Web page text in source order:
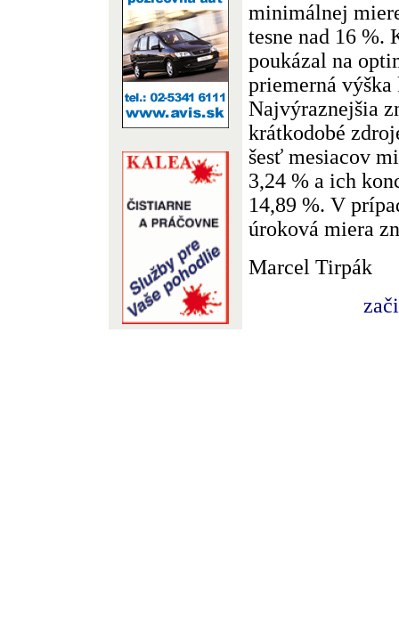
minimálnej
tesne nad 16 %.
poukázal na
priemerná výška
Najvýraznejšia
krátkodobé
šesť mesiacov
3,24 % a ich
14,89 %. V
úroková miera
Marcel Tirpák